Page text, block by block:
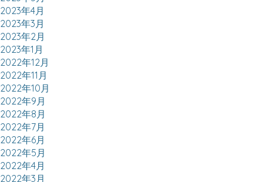
2023年4月
2023年3月
2023年2月
2023年1月
2022年12月
2022年11月
2022年10月
2022年9月
2022年8月
2022年7月
2022年6月
2022年5月
2022年4月
2022年3月